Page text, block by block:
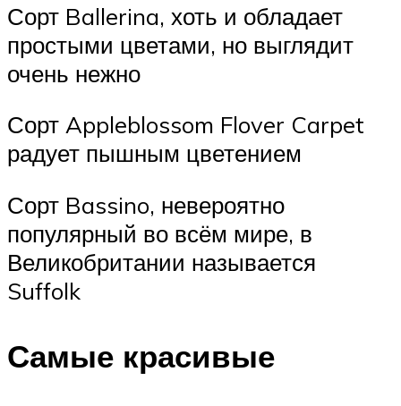
Сорт Ballerina, хоть и обладает
простыми цветами, но выглядит
очень нежно
Сорт Appleblossom Flover Carpet
радует пышным цветением
Сорт Bassino, невероятно
популярный во всём мире, в
Великобритании называется
Suffolk
Самые красивые